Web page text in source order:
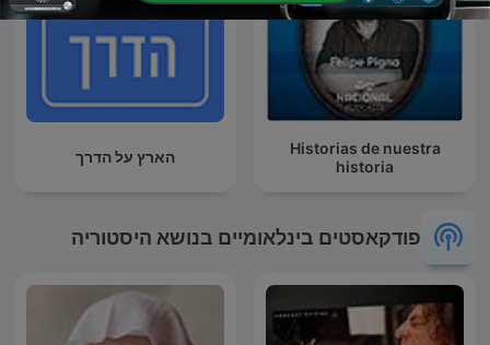
Historias de nuestra
historia
הארץ על הדרך
פודקאסטים בינלאומיים בנושא היסטוריה